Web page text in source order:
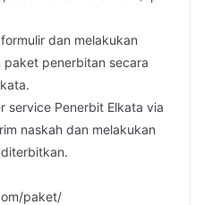
dan melakukan
penerbitan secara
service Penerbit Elkata via
naskah dan melakukan
paket/